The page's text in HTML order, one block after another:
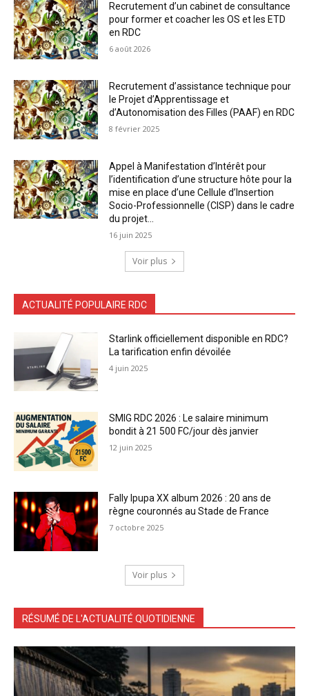
Recrutement d’un cabinet de consultance
pour former et coacher les OS et les ETD
en RDC
6 août 2026
Recrutement d’assistance technique pour
le Projet d’Apprentissage et
d’Autonomisation des Filles (PAAF) en RDC
8 février 2025
Appel à Manifestation d’Intérêt pour
l’identification d’une structure hôte pour la
mise en place d’une Cellule d’Insertion
Socio-Professionnelle (CISP) dans le cadre
du projet...
16 juin 2025
Voir plus
ACTUALITÉ POPULAIRE RDC
Starlink officiellement disponible en RDC?
La tarification enfin dévoilée
4 juin 2025
SMIG RDC 2026 : Le salaire minimum
bondit à 21 500 FC/jour dès janvier
12 juin 2025
Fally Ipupa XX album 2026 : 20 ans de
règne couronnés au Stade de France
7 octobre 2025
Voir plus
RÉSUMÉ DE L'ACTUALITÉ QUOTIDIENNE